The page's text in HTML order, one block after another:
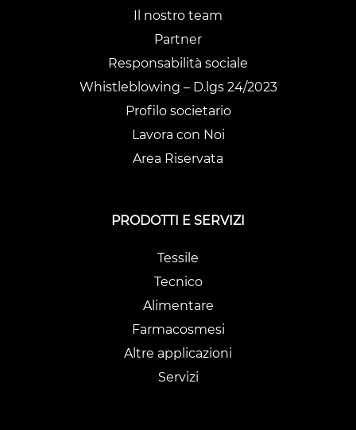
Il nostro team
Partner
Responsabilità sociale
Whistleblowing – D.lgs 24/2023
Profilo societario
Lavora con Noi
Area Riservata
PRODOTTI E SERVIZI
Tessile
Tecnico
Alimentare
Farmacosmesi
Altre applicazioni
Servizi